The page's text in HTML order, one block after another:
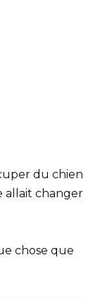
du chien
allait changer
chose que